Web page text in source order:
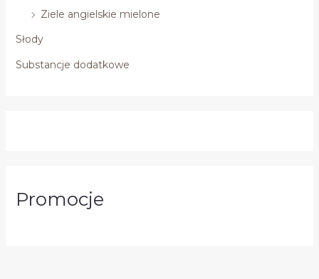
Ziele angielskie mielone
Słody
Substancje dodatkowe
Promocje